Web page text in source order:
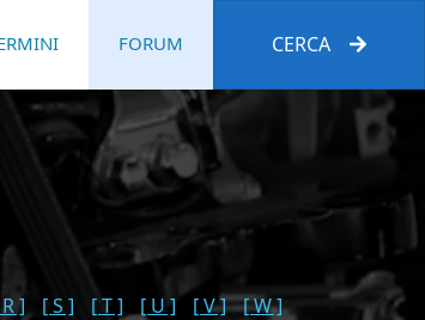
FORUM CERCA
] [ S ] [ T ] [ U ] [ V ]
[ W ]